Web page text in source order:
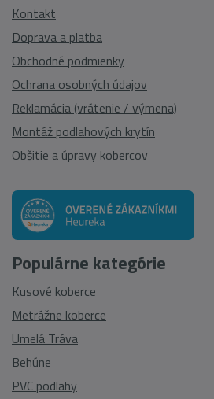
Kontakt
Doprava a platba
Obchodné podmienky
Ochrana osobných údajov
Reklamácia (vrátenie / výmena)
Montáž podlahových krytín
Obšitie a úpravy kobercov
Populárne kategórie
Kusové koberce
Metrážne koberce
Umelá Tráva
Behúne
PVC podlahy